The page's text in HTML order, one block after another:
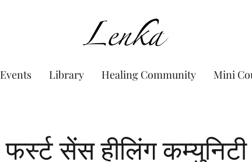
www.Lenka.org
Events Library Healing Community Mini
फर्स्ट सेंस हीलिंग कम्युनिटी